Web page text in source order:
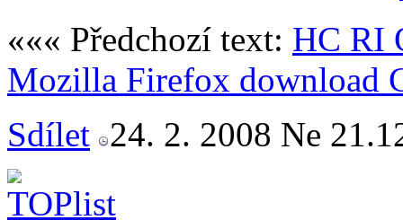
««« Předchozí text: HC RI
Mozilla Firefox download
Sdílet 24. 2. 2008 Ne